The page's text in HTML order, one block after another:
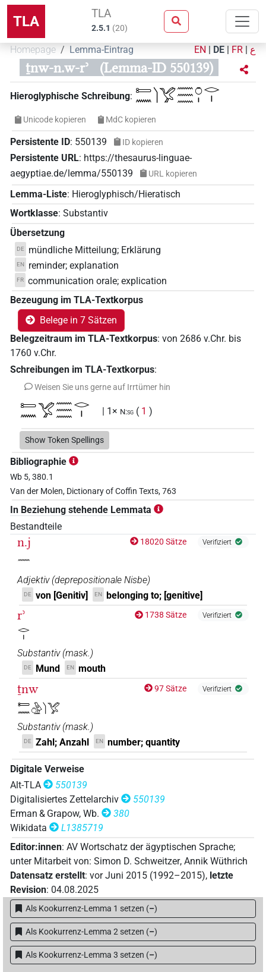
TLA TLA
2.5.1 (20)
Homepage Lemma-Eintrag EN | DE | FR | ع
ṯnw-n.w-rʾ (Lemma-ID 550139)
Hieroglyphische Schreibung: 𓍿𓈖𓌙𓅯𓈗𓏌𓏤𓂋𓏤
Unicode kopieren MdC kopieren
Persistente ID: 550139 ID kopieren
Persistente URL: https://thesaurus-linguae-
aegyptiae.de/lemma/550139
URL kopieren
Lemma-Liste: Hieroglyphisch/Hieratisch
Wortklasse: Substantiv
Übersetzung
DE mündliche Mitteilung; Erklärung
EN reminder; explanation
FR communication orale; explication
Bezeugung im TLA-Textkorpus
Belege in 7 Sätzen
Belegzeitraum im TLA-Textkorpus: von 2686 v.Chr. bis
1760 v.Chr.
Schreibungen im TLA-Textkorpus:
Weisen Sie uns gerne auf Irrtümer hin
𓍿𓈖𓅯𓈗𓂋𓏤 | 1× N:sg ( 1 )
Show Token Spellings
Bibliographie
Wb 5, 380.1
Van der Molen, Dictionary of Coffin Texts, 763
In Beziehung stehende Lemmata
Bestandteile
n.j
𓈖
18020 Sätze Verifiziert
Adjektiv (deprepositionale Nisbe)
DE von [Genitiv] EN belonging to; [genitive]
rʾ
𓂋𓏤
1738 Sätze Verifiziert
Substantiv (mask.)
DE Mund EN mouth
ṯnw
𓍿𓈖𓏌𓅱𓌙𓅯
97 Sätze Verifiziert
Substantiv (mask.)
DE Zahl; Anzahl EN number; quantity
Digitale Verweise
Alt-TLA
550139
Digitalisiertes Zettelarchiv
550139
Erman & Grapow, Wb.
380
Wikidata
L1385719
Editor:innen: AV Wortschatz der ägyptischen Sprache;
unter Mitarbeit von: Simon D. Schweitzer, Annik Wüthrich
Datensatz erstellt: vor Juni 2015 (1992–2015), letzte
Revision: 04.08.2025
Als Kookurrenz-Lemma 1 setzen (–)
Als Kookurrenz-Lemma 2 setzen (–)
Als Kookurrenz-Lemma 3 setzen (–)